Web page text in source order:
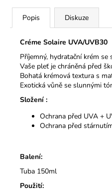
Popis Diskuze
Créme Solaire UVA/UVB30
Příjemný, hydratační krém
Vaše pleť je chráněná před
Bohatá krémová textura s
Exotická vůně se slunnými
Složení :
Ochrana před UVA +
Ochrana před
Balení:
Tuba 150ml
Použití: